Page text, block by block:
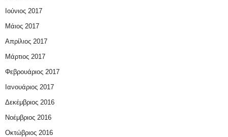
Ιούνιος 2017
Μάιος 2017
Απρίλιος 2017
Μάρτιος 2017
Φεβρουάριος 2017
Ιανουάριος 2017
Δεκέμβριος 2016
Νοέμβριος 2016
Οκτώβριος 2016